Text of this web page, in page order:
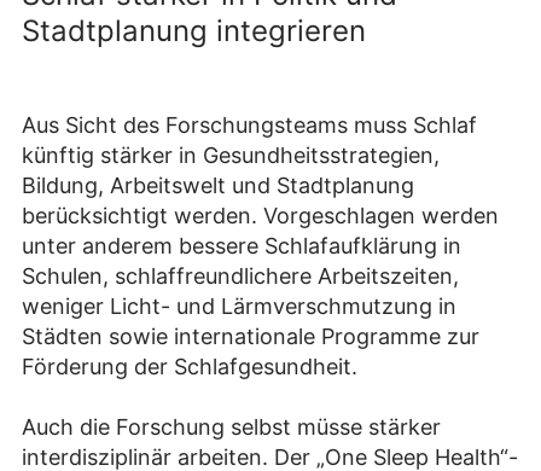
Stadtplanung integrieren
Aus Sicht des Forschungsteams muss Schlaf
künftig stärker in Gesundheitsstrategien,
Bildung, Arbeitswelt und Stadtplanung
berücksichtigt werden. Vorgeschlagen werden
unter anderem bessere Schlafaufklärung in
Schulen, schlaffreundlichere Arbeitszeiten,
weniger Licht- und Lärmverschmutzung in
Städten sowie internationale Programme zur
Förderung der Schlafgesundheit.
Auch die Forschung selbst müsse stärker
interdisziplinär arbeiten. Der „One Sleep Health“-